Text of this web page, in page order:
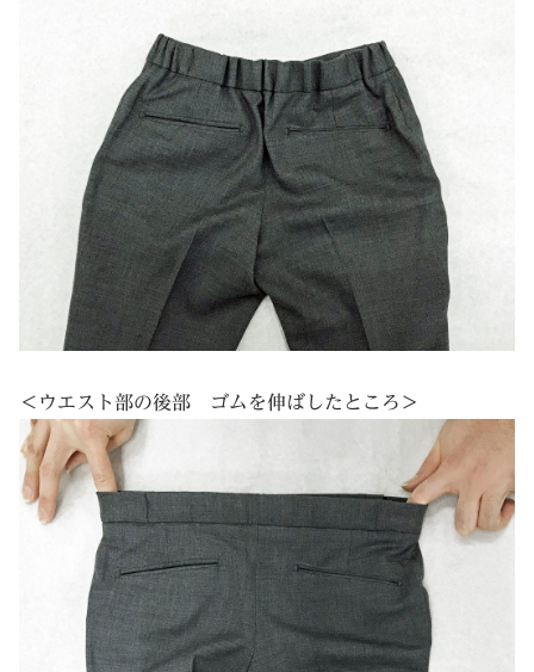
＜ウエスト部の後部 ゴムを伸ばしたところ＞